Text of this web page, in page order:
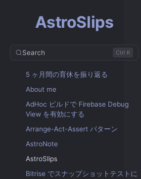
AstroSlips
Search Ctrl K
5 ヶ月間の育休を振り返る
About me
AdHoc ビルドで Firebase Debug
View を有効にする
Arrange-Act-Assert パターン
AstroNote
AstroSlips
Bitrise でスナップショットテストに